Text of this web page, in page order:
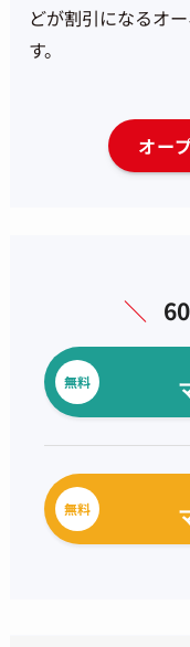
どが割引になるオ
す。
オー
＼
無料
無料